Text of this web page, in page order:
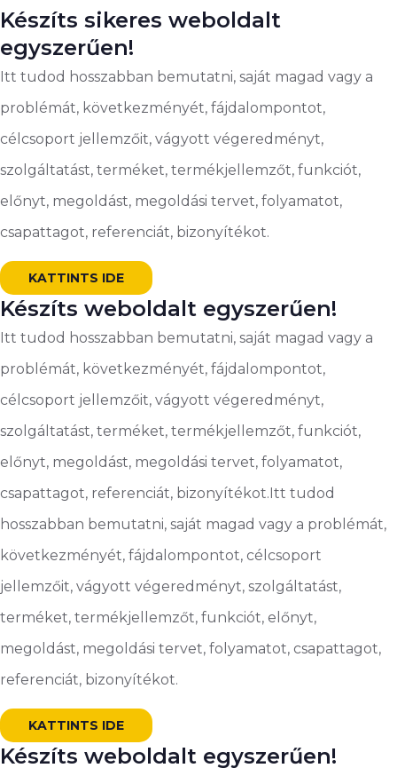
Készíts sikeres weboldalt
egyszerűen!
Itt tudod hosszabban bemutatni, saját magad vagy a
problémát, következményét, fájdalompontot,
célcsoport jellemzőit, vágyott végeredményt,
szolgáltatást, terméket, termékjellemzőt, funkciót,
előnyt, megoldást, megoldási tervet, folyamatot,
csapattagot, referenciát, bizonyítékot.
KATTINTS IDE
Készíts weboldalt egyszerűen!
Itt tudod hosszabban bemutatni, saját magad vagy a
problémát, következményét, fájdalompontot,
célcsoport jellemzőit, vágyott végeredményt,
szolgáltatást, terméket, termékjellemzőt, funkciót,
előnyt, megoldást, megoldási tervet, folyamatot,
csapattagot, referenciát, bizonyítékot.Itt tudod
hosszabban bemutatni, saját magad vagy a problémát,
következményét, fájdalompontot, célcsoport
jellemzőit, vágyott végeredményt, szolgáltatást,
terméket, termékjellemzőt, funkciót, előnyt,
megoldást, megoldási tervet, folyamatot, csapattagot,
referenciát, bizonyítékot.
KATTINTS IDE
Készíts weboldalt egyszerűen!